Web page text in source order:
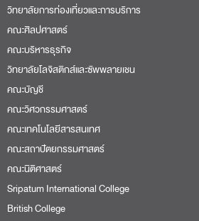
วิทยาลัยการท่องเที่ยวและการบริการ
คณะศิลปศาสตร์
คณะบริหารธุรกิจ
วิทยาลัยโลจิสติกส์และซัพพลายเชน
คณะบัญชี
คณะวิศวกรรมศาสตร์
คณะเทคโนโลยีสารสนเทศ
คณะสถาปัตยกรรมศาสตร์
คณะนิติศาสตร์
Sripatum International College
British College